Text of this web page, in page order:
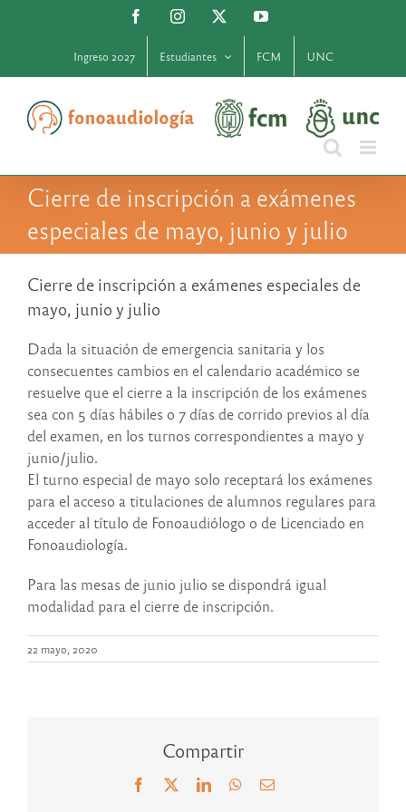
FacebookInstagram YouTube
Ingreso 2027 Estudiantes FCM UNC
Cierre de inscripción a exámenes
especiales de mayo, junio y julio
Cierre de inscripción a exámenes especiales de
mayo, junio y julio
Dada la situación de emergencia sanitaria y los
consecuentes cambios en el calendario académico se
resuelve que el cierre a la inscripción de los exámenes
sea con 5 días hábiles o 7 días de corrido previos al día
del examen, en los turnos correspondientes a mayo y
junio/julio.
El turno especial de mayo solo receptará los exámenes
para el acceso a titulaciones de alumnos regulares para
acceder al título de Fonoaudiólogo o de Licenciado en
Fonoaudiología.
Para las mesas de junio julio se dispondrá igual
modalidad para el cierre de inscripción.
22 mayo, 2020
Compartir
Facebook LinkedInWhatsApp
Correo